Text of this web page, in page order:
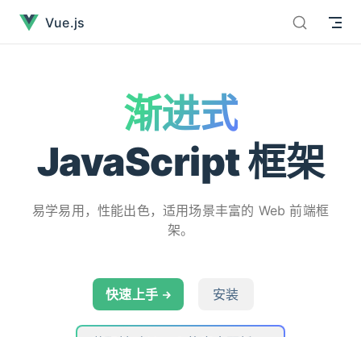
直接跳到内容
Vue.js
渐进式
JavaScript 框架
易学易用，性能出色，适用场景丰富的 Web 前端框
架。
快速上手 安装